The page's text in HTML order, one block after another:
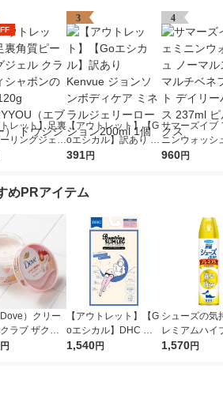
レット】足裏
リングジェル
ィシャボンの
3
【アウトレット】【G
oエシカル】訳あり K
envue ジョンソンボ
ml 1個
391円
4
サマーズイブ
ニンウォッシ
マルスキン マ
960円
めPRアイテム
）クリー
ラブ ザクロ
ター 298g ユ
円
【アウトレット】【G
oエシカル】DHC バ
ンビーナ スリムレッ
1,540円
シューズの気
レミアムハイ
無香性 280ml
1,570円